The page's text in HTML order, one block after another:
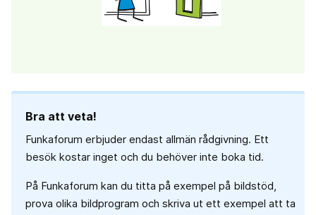
Bra att veta!
Funkaforum erbjuder endast allmän rådgivning. Ett
besök kostar inget och du behöver inte boka tid.
På Funkaforum kan du titta på exempel på bildstöd,
prova olika bildprogram och skriva ut ett exempel att ta